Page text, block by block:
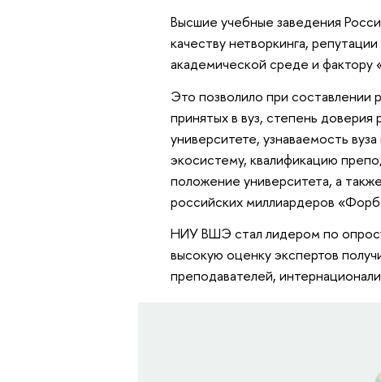
Высшие учебные заведения
качеству нетворкинга,
академической среде и фактору
Это позволило при составлении
принятых в вуз, степень доверия
университете, узнаваемость
экосистему, квалификацию
положение университета, а
российских миллиардеров
НИУ ВШЭ стал лидером по
высокую оценку экспертов
преподавателей,